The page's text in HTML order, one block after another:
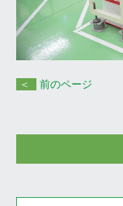
＜
前のページ